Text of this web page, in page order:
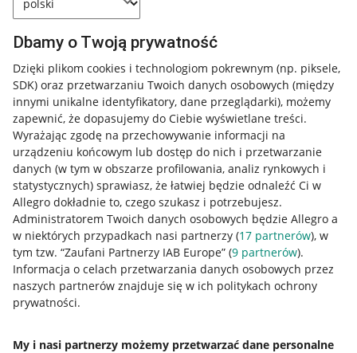
Dbamy o Twoją prywatność
Dzięki plikom cookies i technologiom pokrewnym (np. piksele,
SDK) oraz przetwarzaniu Twoich danych osobowych (między
innymi unikalne identyfikatory, dane przeglądarki), możemy
zapewnić, że dopasujemy do Ciebie wyświetlane treści.
Wyrażając zgodę na przechowywanie informacji na
urządzeniu końcowym lub dostęp do nich i przetwarzanie
danych (w tym w obszarze profilowania, analiz rynkowych i
statystycznych) sprawiasz, że łatwiej będzie odnaleźć Ci w
Allegro dokładnie to, czego szukasz i potrzebujesz.
Administratorem Twoich danych osobowych będzie Allegro a
w niektórych przypadkach nasi partnerzy (17 partnerów), w
tym tzw. “Zaufani Partnerzy IAB Europe” (9 partnerów).
Informacja o celach przetwarzania danych osobowych przez
naszych partnerów znajduje się w ich politykach ochrony
prywatności.
My i nasi partnerzy możemy przetwarzać dane personalne
Przydatne informacje
Jak to działa